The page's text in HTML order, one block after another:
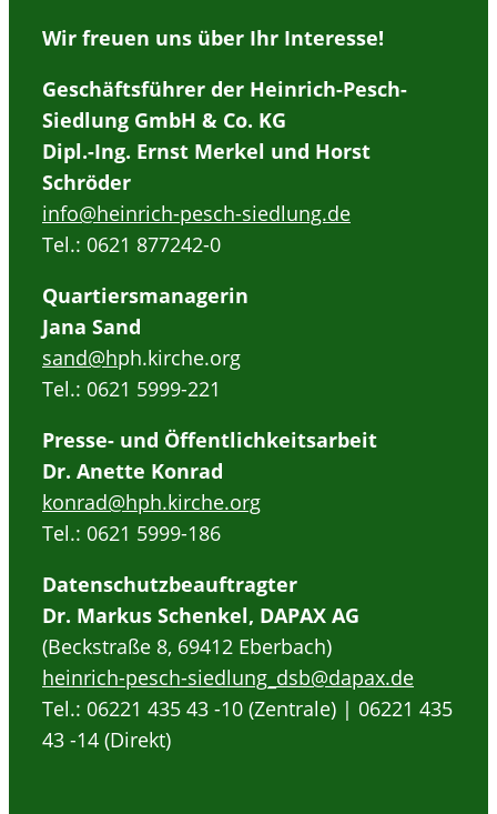
Wir freuen uns über Ihr Interesse!
Geschäftsführer der Heinrich-Pesch-
Siedlung GmbH & Co. KG
Dipl.-Ing. Ernst Merkel und Horst
Schröder
info@heinrich-pesch-siedlung.de
Tel.: 0621 877242-0
Quartiersmanagerin
Jana Sand
sand@hph.kirche.org
Tel.: 0621 5999-221
Presse- und Öffentlichkeitsarbeit
Dr. Anette Konrad
konrad@hph.kirche.org
Tel.: 0621 5999-186
Datenschutzbeauftragter
Dr. Markus Schenkel, DAPAX AG
(Beckstraße 8, 69412 Eberbach)
heinrich-pesch-siedlung_dsb@dapax.de
Tel.: 06221 435 43 -10 (Zentrale) | 06221 435
43 -14 (Direkt)